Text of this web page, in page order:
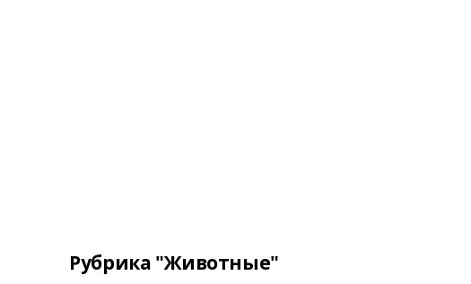
Рубрика "Животные"